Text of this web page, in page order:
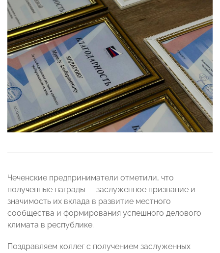
Чеченские предприниматели отметили, что
полученные награды — заслуженное признание и
значимость их вклада в развитие местного
сообщества и формирования успешного делового
климата в республике.
Поздравляем коллег с получением заслуженных